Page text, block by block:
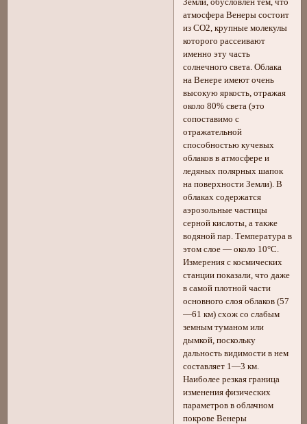
Земли, обусловлен тем, что
атмосфера Венеры состоит
из СО2, крупные молекулы
которого рассеивают
именно эту часть
солнечного света. Облака
на Венере имеют очень
высокую яркость, отражая
около 80% света (это
сопоставимо с
отражательной
способностью кучевых
облаков в атмосфере и
ледяных полярных шапок
на поверхности Земли). В
облаках содержатся
аэрозольные частицы
серной кислоты, а также
водяной пар. Температура в
этом слое — около 10°С.
Измерения с космических
станции показали, что даже
в самой плотной части
основного слоя облаков (57
—61 км) схож со слабым
земным туманом или
дымкой, поскольку
дальность видимости в нем
составляет 1—3 км.
Наиболее резкая граница
изменения физических
параметров в облачном
покрове Венеры